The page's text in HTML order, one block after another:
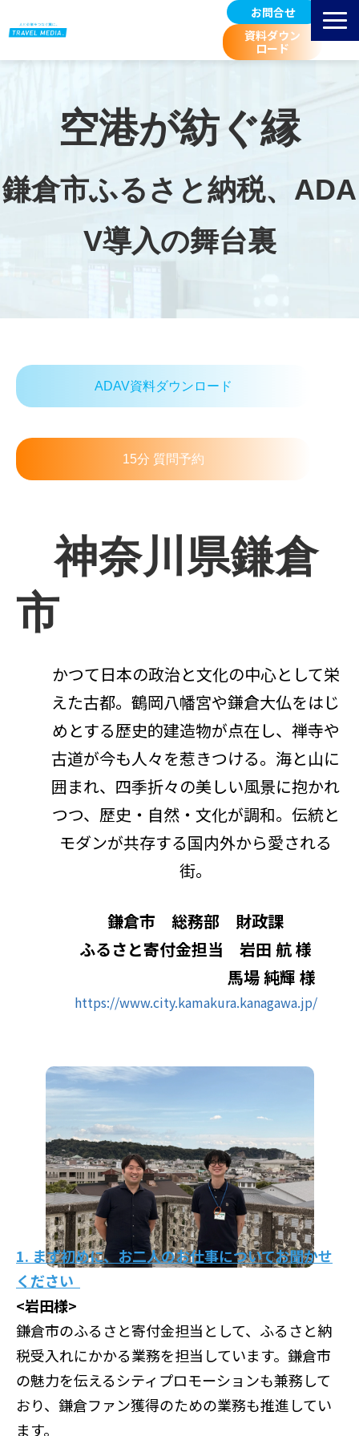
お問合せ
資料ダウン
ロード
選ばれる理由
掲載先 空港一覧
広告料金/規定等
取扱広告媒体のご紹介
空港が紡ぐ縁
鎌倉市ふるさと納税、ADA
V導入の舞台裏
ADAV資料ダウンロード
15分 質問予約
   神奈川県鎌倉
市
かつて日本の政治と文化の中心として栄
えた古都。鶴岡八幡宮や鎌倉大仏をはじ
めとする歴史的建造物が点在し、禅寺や
古道が今も人々を惹きつける。海と山に
囲まれ、四季折々の美しい風景に抱かれ
つつ、歴史・自然・文化が調和。伝統と
モダンが共存する国内外から愛される
街。
鎌倉市 総務部 財政課
ふるさと寄付金担当 岩田 航 様
馬場 純輝 様
https://www.city.kamakura.kanagawa.jp/
1. まず初めに、お二人のお仕事についてお聞かせ
ください
<岩田様>
鎌倉市のふるさと寄付金担当として、ふるさと納
税受入れにかかる業務を担当しています。鎌倉市
の魅力を伝えるシティプロモーションも兼務して
おり、鎌倉ファン獲得のための業務も推進してい
ます。